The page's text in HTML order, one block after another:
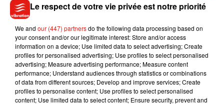
Musique
5 août 2026
Benny Blanco invite Selena Gomez et
Becky G sur son nouveau single
Le respect de votre vie privée est notre priorité
We and our (447) partnersdo the following data processing based on
your consent and/or our legitimate interest: Store and/or access
information on a device; Use limited data to select advertising; Create
profiles for personalised advertising; Use profiles to select personalised
advertising; Measure advertising performance; Measure content
performance; Understand audiences through statistics or combinations
of data from different sources; Develop and improve services; Create
profiles to personalise content; Use profiles to select personalised
content; Use limited data to select content; Ensure security, prevent and